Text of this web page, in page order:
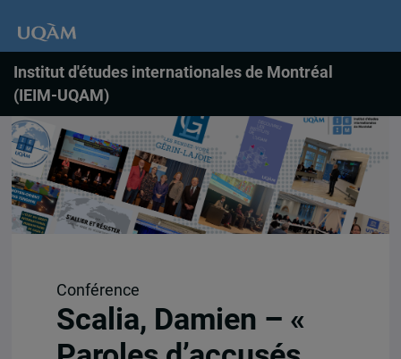
Institut d'études internationales de Montréal
(IEIM-UQAM)
Conférence
Scalia, Damien – «